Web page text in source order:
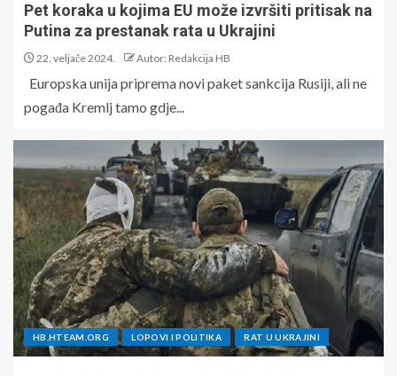
Pet koraka u kojima EU može izvršiti pritisak na
Putina za prestanak rata u Ukrajini
22. veljače 2024. Autor: Redakcija HB
Europska unija priprema novi paket sankcija Rusiji, ali ne
pogađa Kremlj tamo gdje...
HB.HTEAM.ORG LOPOVI I POLITIKA RAT U UKRAJINI